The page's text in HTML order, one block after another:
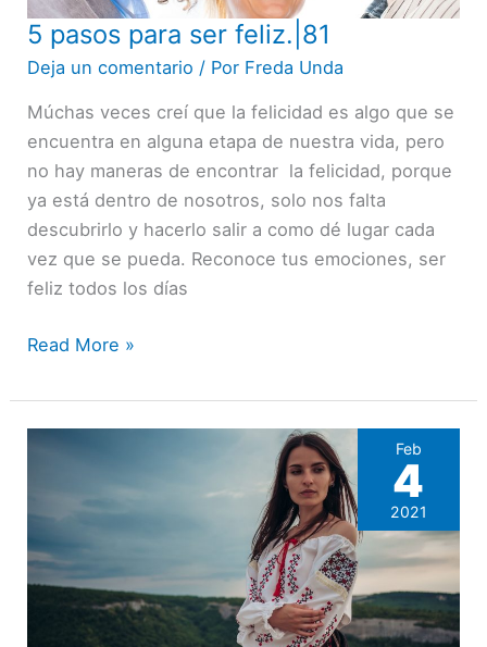
5 pasos para ser feliz.|81
Deja un comentario / Por Freda Unda
Múchas veces creí que la felicidad es algo que se
encuentra en alguna etapa de nuestra vida, pero
no hay maneras de encontrar la felicidad, porque
ya está dentro de nosotros, solo nos falta
descubrirlo y hacerlo salir a como dé lugar cada
vez que se pueda. Reconoce tus emociones, ser
feliz todos los días
5
pasos
ser
feliz.|81
Read More »
Feb
4
2021